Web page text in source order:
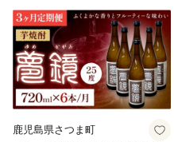
鹿児島県さつま町